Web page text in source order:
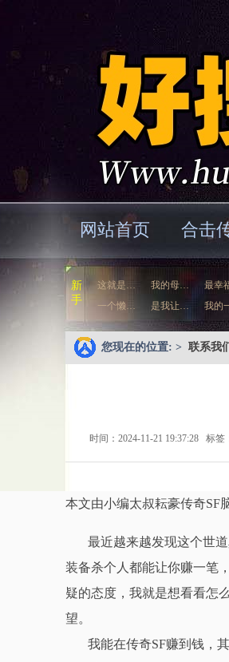
网站首页 合击
新
手
这就是… 我的母… 最幸
一个懒…
是我让… 我的
您现在的位置: > 联系我
时间：2024-11-21 19:37:28 标签
本文由小编太叔耘豪传奇SF
最近越来越发现这个世
装备杀个人都能让你赚一笔
疑的态度，我就是想看看怎
望。
我能在传奇SF赚到钱，